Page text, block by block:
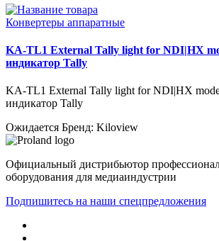
Конвертеры аппаратные
KA-TL1 External Tally light for NDI|HX
индикатор Tally
KA-TL1 External Tally light for NDI|HX
индикатор Tally
Ожидается Бренд: Kiloview
Официальный дистрибьютор
оборудования для медиаиндустрии
Подпишитесь на наши спецпредложения